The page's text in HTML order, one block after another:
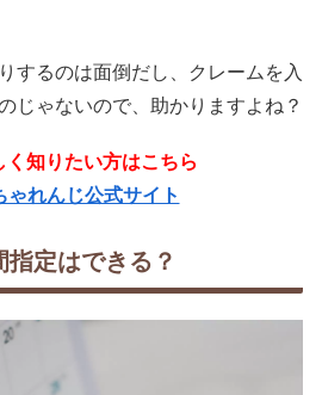
するのは面倒だし、クレームを入
じゃないので、助かりますよね？
く知りたい方はこちら
ゃれんじ公式サイト
定はできる？